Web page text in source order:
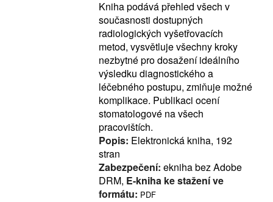
Kniha podává přehled všech v
současnosti dostupných
radiologických vyšetřovacích
metod, vysvětluje všechny kroky
nezbytné pro dosažení ideálního
výsledku diagnostického a
léčebného postupu, zmiňuje možné
komplikace. Publikaci ocení
stomatologové na všech
pracovištích.
Popis: Elektronická kniha, 192
stran
Zabezpečení: ekniha bez Adobe
DRM, E-kniha ke stažení ve
formátu: PDF